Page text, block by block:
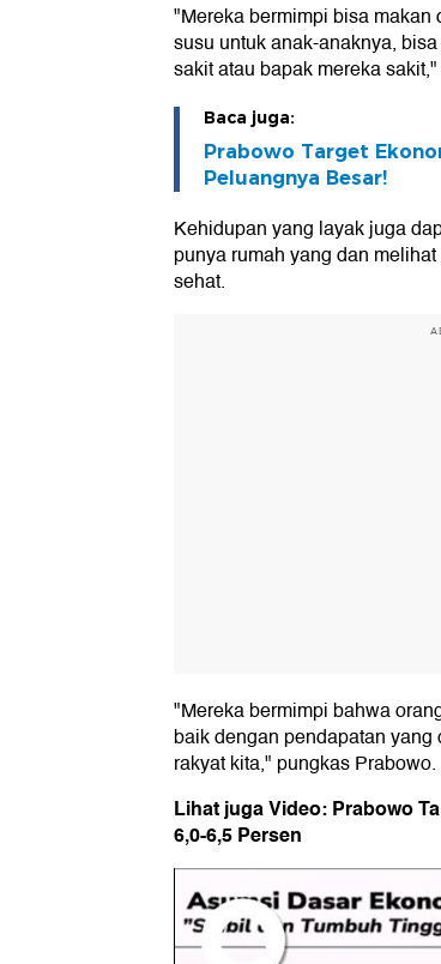
"Mereka bermimpi bisa
susu untuk anak-anaknya,
sakit atau bapak mereka
Baca juga:
Prabowo Target
Peluangnya Besar!
Kehidupan yang layak juga
punya rumah yang dan
sehat.
"Mereka bermimpi bahwa
baik dengan pendapatan
rakyat kita," pungkas Prabowo.
Lihat juga Video: Prabowo
6,0-6,5 Persen